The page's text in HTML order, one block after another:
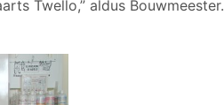
Twello,” aldus Bouwmeester.